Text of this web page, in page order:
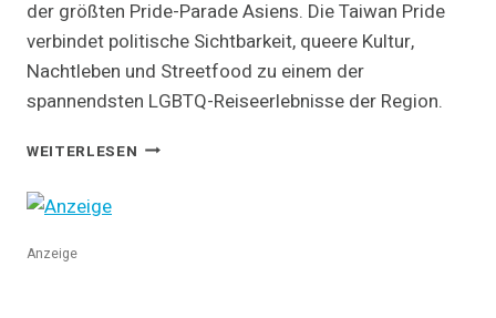
der größten Pride-Parade Asiens. Die Taiwan Pride
verbindet politische Sichtbarkeit, queere Kultur,
Nachtleben und Streetfood zu einem der
spannendsten LGBTQ-Reiseerlebnisse der Region.
WEITERLESEN TAIWAN
Anzeige